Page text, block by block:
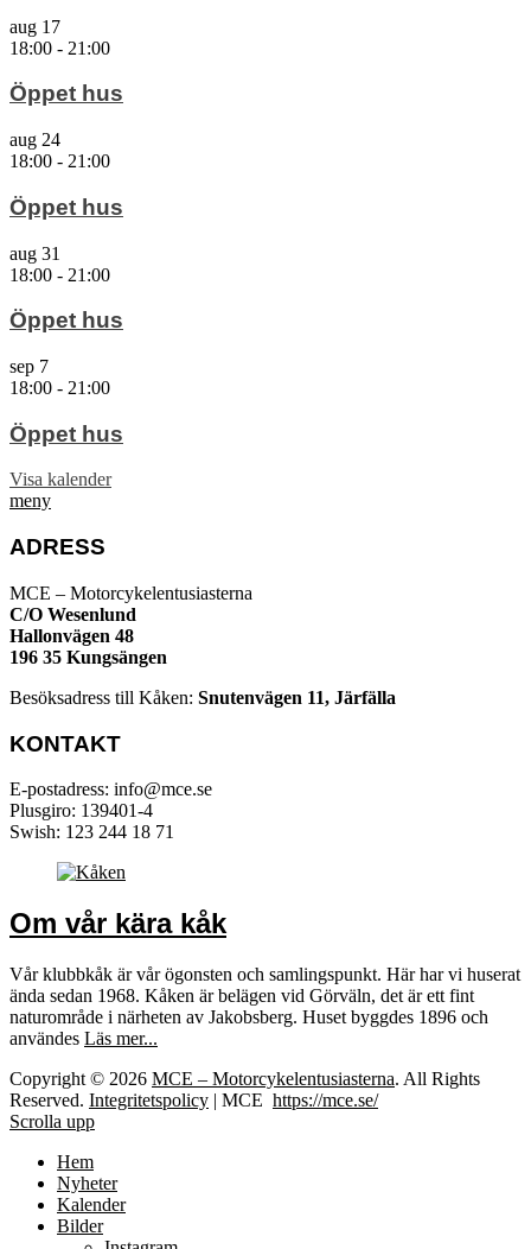
aug 17
18:00 - 21:00
Öppet hus
aug 24
18:00 - 21:00
Öppet hus
aug 31
18:00 - 21:00
Öppet hus
sep 7
18:00 - 21:00
Öppet hus
Visa kalender
meny
ADRESS
MCE – Motorcykelentusiasterna
C/O Wesenlund
Hallonvägen 48
196 35 Kungsängen
Besöksadress till Kåken: Snutenvägen 11, Järfälla
KONTAKT
E-postadress: info@mce.se
Plusgiro: 139401-4
Swish: 123 244 18 71
Om vår kära kåk
Vår klubbkåk är vår ögonsten och samlingspunkt. Här har vi huserat
ända sedan 1968. Kåken är belägen vid Görväln, det är ett fint
naturområde i närheten av Jakobsberg. Huset byggdes 1896 och
användes Läs mer...
Copyright © 2026 MCE – Motorcykelentusiasterna. All Rights
Reserved. Integritetspolicy | MCE https://mce.se/
Scrolla upp
Hem
Nyheter
Kalender
Bilder